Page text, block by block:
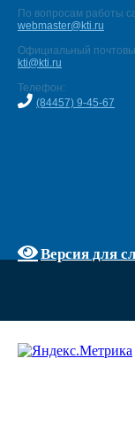
По вопросам работы
webmaster@kti.ru
Официальный
kti@kti.ru
Телефон:
(84457) 9-45-67
Версия для